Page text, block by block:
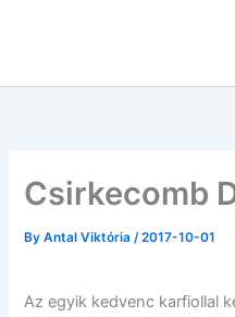
Csirkecomb
ByAntal Viktória/2017-10-01
Az egyik kedvenc karfiollal